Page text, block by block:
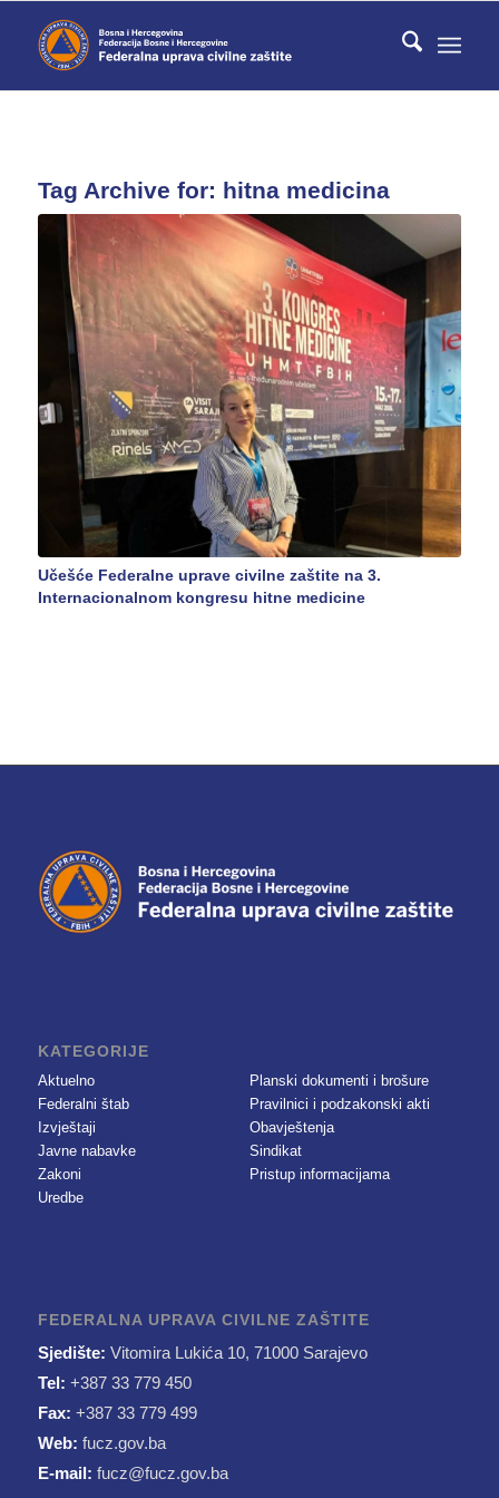
Tag Archive for: hitna medicina
Učešće Federalne uprave civilne zaštite na 3.
Internacionalnom kongresu hitne medicine
KATEGORIJE
Aktuelno
Federalni štab
Izvještaji
Javne nabavke
Zakoni
Uredbe
Planski dokumenti i brošure
Pravilnici i podzakonski akti
Obavještenja
Sindikat
Pristup informacijama
FEDERALNA UPRAVA CIVILNE ZAŠTITE
Sjedište: Vitomira Lukića 10, 71000 Sarajevo
Tel: +387 33 779 450
Fax: +387 33 779 499
Web: fucz.gov.ba
E-mail: fucz@fucz.gov.ba